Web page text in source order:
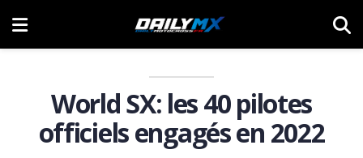
World SX: les 40 pilotes
officiels engagés en 2022